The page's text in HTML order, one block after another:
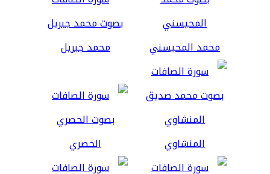
محمد المحيسني محمد جبريل
المنشاوي الحصري